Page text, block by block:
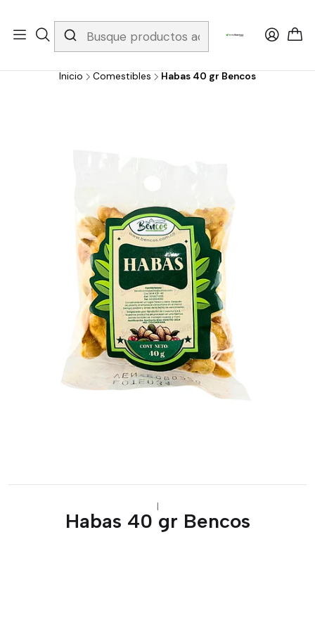
Whatsapp 3229079958/ Fijo 6019251796 / Envios a todo el país y
gratis apartir de 199.000!
Inicio Comestibles Habas 40 gr Bencos
|
Habas 40 gr Bencos